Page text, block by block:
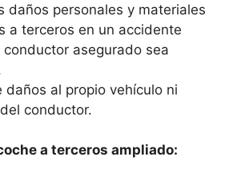
daños personales y materiales
a terceros en un accidente
asegurado sea
daños al propio vehículo ni
conductor.
a terceros ampliado: